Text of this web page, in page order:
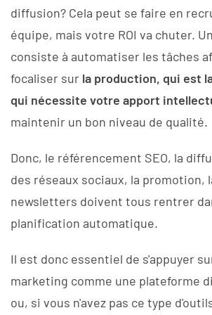
diffusion? Cela peut se faire en
équipe, mais votre ROI va chuter.
consiste à automatiser les tâches
focaliser sur la production, qui est
qui nécessite votre apport
maintenir un bon niveau de qualité.
Donc, le référencement SEO, la
des réseaux sociaux, la promotion,
newsletters doivent tous rentrer
planification automatique.
Il est donc essentiel de s'appuyer
marketing comme une plateforme
ou, si vous n'avez pas ce type